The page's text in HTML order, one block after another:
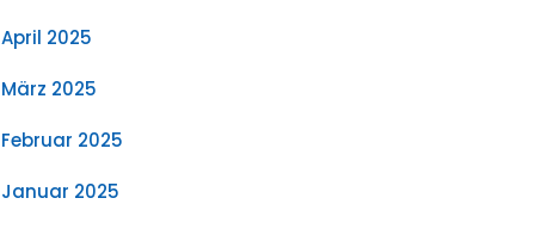
April 2025
März 2025
Februar 2025
Januar 2025